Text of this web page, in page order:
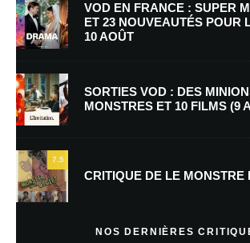
E-mail*
Enregistrer mon nom, mon e-mail et mon site
mon prochain commentaire.
Prévenez-moi de tous les nouveaux commentaires
Prévenez-moi de tous les nouveaux articles par e-mail.
VOD EN FRANCE : SUPER
ET 23 NOUVEAUTÉS POUR
10 AOÛT
SORTIES VOD : DES
MONSTRES ET 10 FILMS (9
7.5
CRITIQUE DE LE MONSTRE
NOS DERNIÈRES